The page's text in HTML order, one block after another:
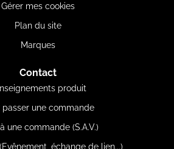
Gérer mes cookies
Plan du site
Marques
Contact
produit
passer une commande
une commande (S.A.V.)
échange de lien...)